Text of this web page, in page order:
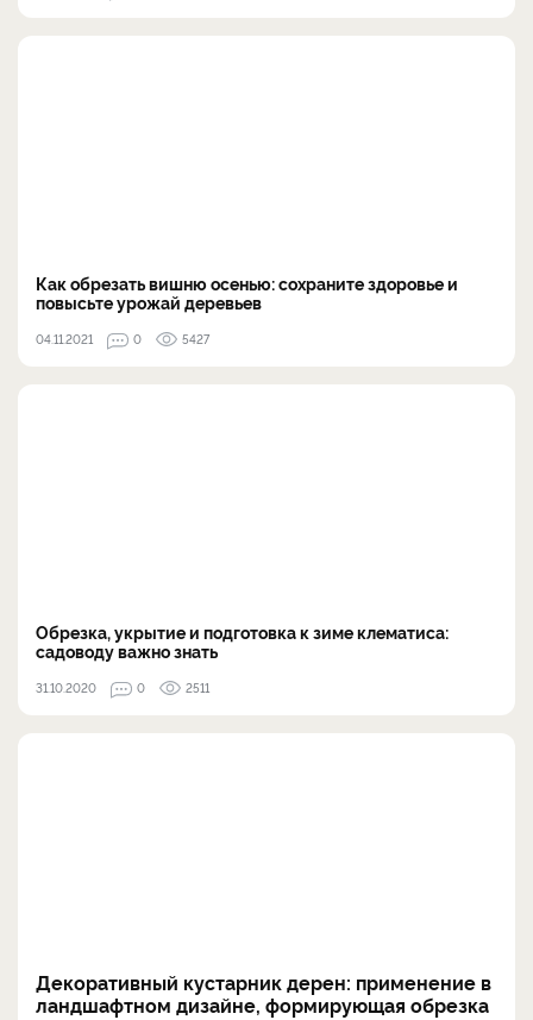
Как обрезать вишню осенью: сохраните здоровье и
повысьте урожай деревьев
04.11.2021 0 5427
Обрезка, укрытие и подготовка к зиме клематиса:
садоводу важно знать
31.10.2020 0 2511
Декоративный кустарник дерен: применение в
ландшафтном дизайне, формирующая обрезка